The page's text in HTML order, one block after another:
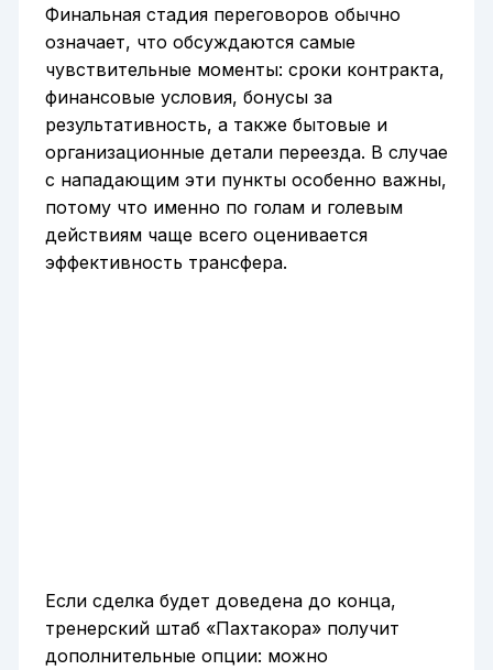
Финальная стадия переговоров обычно
означает, что обсуждаются самые
чувствительные моменты: сроки контракта,
финансовые условия, бонусы за
результативность, а также бытовые и
организационные детали переезда. В случае
с нападающим эти пункты особенно важны,
потому что именно по голам и голевым
действиям чаще всего оценивается
эффективность трансфера.
Если сделка будет доведена до конца,
тренерский штаб «Пахтакора» получит
дополнительные опции: можно